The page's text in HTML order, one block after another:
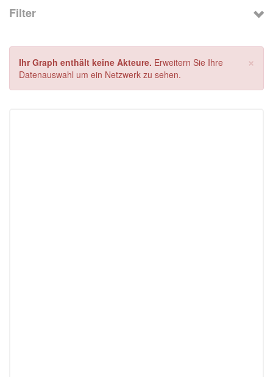
Filter
×
Ihr Graph enthält keine Akteure. Erweitern Sie Ihre
Datenauswahl um ein Netzwerk zu sehen.